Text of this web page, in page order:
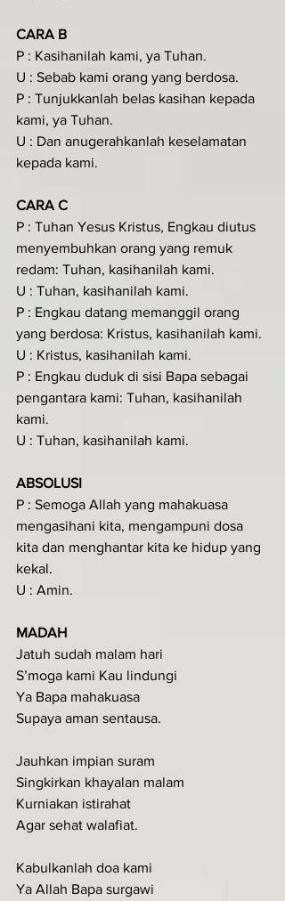
CARA B
P : Kasihanilah kami, ya Tuhan.
U : Sebab kami orang yang berdosa.
P : Tunjukkanlah belas kasihan kepada
kami, ya Tuhan.
U : Dan anugerahkanlah keselamatan
kepada kami.
CARA C
P : Tuhan Yesus Kristus, Engkau diutus
menyembuhkan orang yang remuk
redam: Tuhan, kasihanilah kami.
U : Tuhan, kasihanilah kami.
P : Engkau datang memanggil orang
yang berdosa: Kristus, kasihanilah kami.
U : Kristus, kasihanilah kami.
P : Engkau duduk di sisi Bapa sebagai
pengantara kami: Tuhan, kasihanilah
kami.
U : Tuhan, kasihanilah kami.
ABSOLUSI
P : Semoga Allah yang mahakuasa
mengasihani kita, mengampuni dosa
kita dan menghantar kita ke hidup yang
kekal.
U : Amin.
MADAH
Jatuh sudah malam hari
S’moga kami Kau lindungi
Ya Bapa mahakuasa
Supaya aman sentausa.
Jauhkan impian suram
Singkirkan khayalan malam
Kurniakan istirahat
Agar sehat walafiat.
Kabulkanlah doa kami
Ya Allah Bapa surgawi